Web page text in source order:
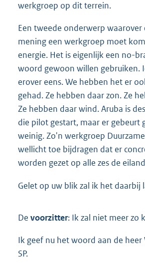
werkgroep op dit terrein.
Een tweede onderwerp waarover
mening een werkgroep moet
energie. Het is eigenlijk een no-
woord gewoon willen gebruiken.
erover eens. We hebben het er
gehad. Ze hebben daar zon. Ze
Ze hebben daar wind. Aruba is
die pilot gestart, maar er gebeurt
weinig. Zo'n werkgroep
wellicht toe bijdragen dat er
worden gezet op alle zes de
Gelet op uw blik zal ik het daarbij
De voorzitter: Ik zal niet meer zo
Ik geef nu het woord aan de heer
SP.